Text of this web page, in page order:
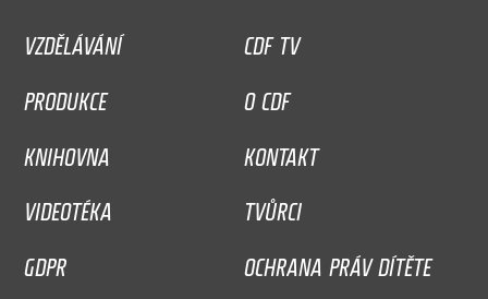
VZDĚLÁVÁNÍ
CDF TV
PRODUKCE
O CDF
KNIHOVNA
KONTAKT
VIDEOTÉKA
TVŮRCI
GDPR
OCHRANA PRÁV DÍTĚTE